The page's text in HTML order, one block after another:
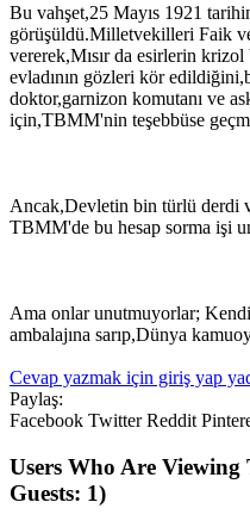
Bu vahşet,25 Mayıs 1921
görüşüldü.Milletvekilleri Faik
vererek,Mısır da esirlerin
evladının gözleri kör
doktor,garnizon komutanı ve
için,TBMM'nin teşebbüse
Ancak,Devletin bin türlü derdi
TBMM'de bu hesap sorma işi
Ama onlar unutmuyorlar;
ambalajına sarıp,Dünya
Cevap yazmak için giriş yap
Paylaş:
Facebook Twitter Reddit
Users Who Are
Guests: 1)